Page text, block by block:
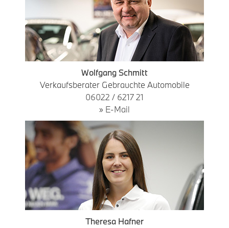
Wolfgang Schmitt
Verkaufsberater Gebrauchte Automobile
06022 / 6217 21
» E-Mail
Theresa Hafner